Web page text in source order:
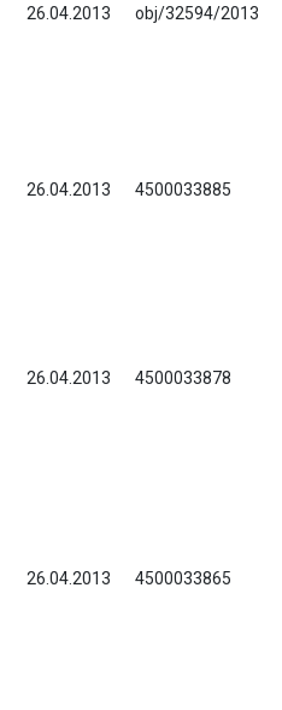
26.04.2013 obj/32594/2013
26.04.2013 4500033885
26.04.2013 4500033878
26.04.2013 4500033865